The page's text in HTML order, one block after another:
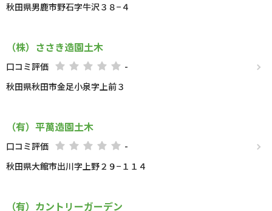
秋田県男鹿市野石字牛沢３８−４
（株）ささき造園土木
口コミ評価
-
秋田県秋田市金足小泉字上前３
（有）平萬造園土木
口コミ評価
-
秋田県大館市出川字上野２９−１１４
（有）カントリーガーデン